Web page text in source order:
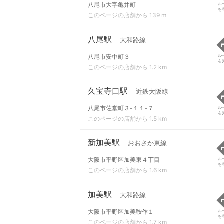
八尾市大字亀井町
このページの店舗から 139 m
ル
を
八尾駅 大和路線
八尾市安中町３
このページの店舗から 1.2 km
ル
を
久宝寺口駅 近鉄大阪線
八尾市佐堂町３-１１-７
このページの店舗から 1.5 km
ル
を
新加美駅 おおさか東線
大阪市平野区加美東４丁目
このページの店舗から 1.6 km
ル
を
加美駅 大和路線
大阪市平野区加美鞍作１
このページの店舗から 1.7 km
ル
を